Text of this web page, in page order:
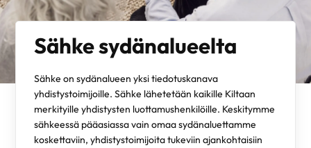
Sähke sydänalueelta
Sähke on sydänalueen yksi tiedotuskanava
yhdistystoimijoille. Sähke lähetetään kaikille Kiltaan
merkityille yhdistysten luottamushenkilöille. Keskitymme
sähkeessä pääasiassa vain omaa sydänaluettamme
koskettaviin, yhdistystoimijoita tukeviin ajankohtaisiin